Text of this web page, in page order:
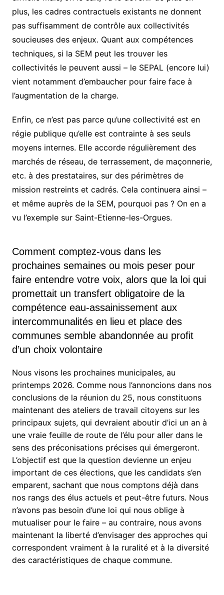
plus, les cadres contractuels existants ne donnent
pas suffisamment de contrôle aux collectivités
soucieuses des enjeux. Quant aux compétences
techniques, si la SEM peut les trouver les
collectivités le peuvent aussi – le SEPAL (encore lui)
vient notamment d’embaucher pour faire face à
l’augmentation de la charge.
Enfin, ce n’est pas parce qu’une collectivité est en
régie publique qu’elle est contrainte à ses seuls
moyens internes. Elle accorde régulièrement des
marchés de réseau, de terrassement, de maçonnerie,
etc. à des prestataires, sur des périmètres de
mission restreints et cadrés. Cela continuera ainsi –
et même auprès de la SEM, pourquoi pas ? On en a
vu l’exemple sur Saint-Etienne-les-Orgues.
Comment comptez-vous dans les
prochaines semaines ou mois peser pour
faire entendre votre voix, alors que la loi qui
promettait un transfert obligatoire de la
compétence eau-assainissement aux
intercommunalités en lieu et place des
communes semble abandonnée au profit
d’un choix volontaire
Nous visons les prochaines municipales, au
printemps 2026. Comme nous l’annoncions dans nos
conclusions de la réunion du 25, nous constituons
maintenant des ateliers de travail citoyens sur les
principaux sujets, qui devraient aboutir d’ici un an à
une vraie feuille de route de l’élu pour aller dans le
sens des préconisations précises qui émergeront.
L’objectif est que la question devienne un enjeu
important de ces élections, que les candidats s’en
emparent, sachant que nous comptons déjà dans
nos rangs des élus actuels et peut-être futurs. Nous
n’avons pas besoin d’une loi qui nous oblige à
mutualiser pour le faire – au contraire, nous avons
maintenant la liberté d’envisager des approches qui
correspondent vraiment à la ruralité et à la diversité
des caractéristiques de chaque commune.